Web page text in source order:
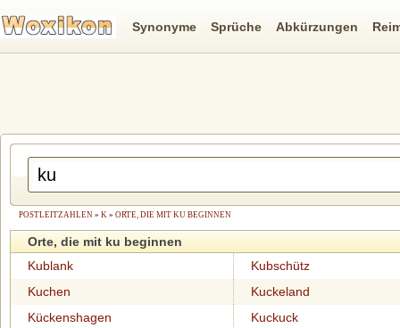
POSTLEITZAHLEN » K » ORTE, DIE MIT KU BEGINNEN
Orte, die mit ku beginnen
Kublank
Kubschütz
Kuchen
Kuckeland
Kückenshagen
Kuckuck
Synonyme Sprüche Abkürzungen